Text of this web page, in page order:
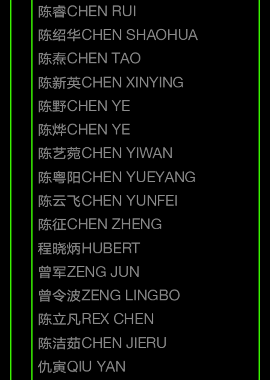
陈睿CHEN RUI
陈绍华CHEN SHAOHUA
陈焘CHEN TAO
陈新英CHEN XINYING
陈野CHEN YE
陈烨CHEN YE
陈艺菀CHEN YIWAN
陈粤阳CHEN YUEYANG
陈云飞CHEN YUNFEI
陈征CHEN ZHENG
程晓炳HUBERT
曾军ZENG JUN
曾令波ZENG LINGBO
陈立凡REX CHEN
陈洁茹CHEN JIERU
仇寅QIU YAN